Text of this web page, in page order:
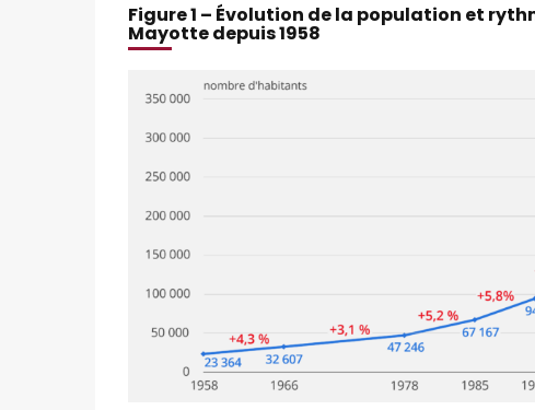
Figure 1 – Évolution de la population et
Mayotte depuis 1958